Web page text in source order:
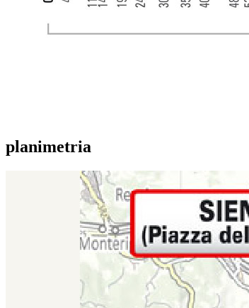
planimetria